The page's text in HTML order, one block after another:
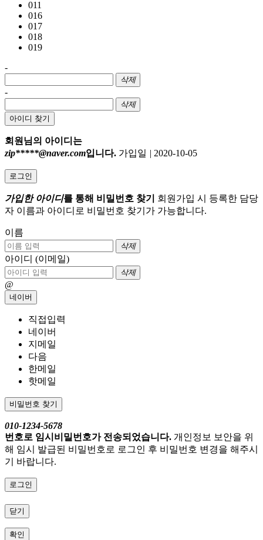
011
016
017
018
019
-
삭제
-
삭제
아이디 찾기
회원님의 아이디는
zip*****@naver.com입니다. 가입일 | 2020-10-05
로그인
가입한 아이디를 통해 비밀번호 찾기
회원가입 시 등록한 담당
자 이름과 아이디로 비밀번호 찾기가 가능합니다.
이름
삭제
아이디 (이메일)
삭제
@
네이버
직접입력
네이버
지메일
다음
한메일
핫메일
비밀번호 찾기
010-1234-5678
번호로 임시비밀번호가 전송되었습니다. 개인정보 보안을 위
해 임시 발급된 비밀번호로 로그인 후 비밀번호 변경을 해주시
기 바랍니다.
로그인
닫기
확인